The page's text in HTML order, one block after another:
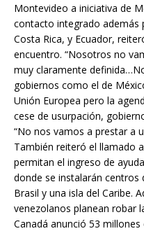
Montevideo a iniciativa de
contacto integrado además
Costa Rica, y Ecuador,
encuentro. “Nosotros no
muy claramente
gobiernos como el de
Unión Europea pero la
cese de usurpación,
“No nos vamos a prestar a
También reiteró el llamado
permitan el ingreso de
donde se instalarán centros
Brasil y una isla del Caribe.
venezolanos planean robar
Canadá anunció 53